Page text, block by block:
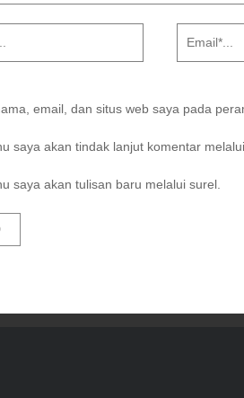
email, dan situs web saya pada
saya akan tindak lanjut komentar
saya akan tulisan baru melalui surel.